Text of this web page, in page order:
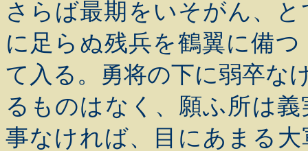
さらば最期をいそがん、
に足らぬ残兵を鶴翼に備
て入る。勇将の下に弱卒な
るものはなく、願ふ所は
事なければ、目にあまる